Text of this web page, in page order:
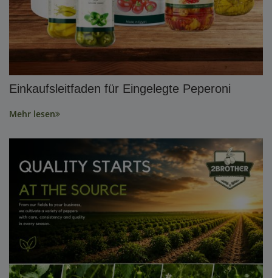
Einkaufsleitfaden für Eingelegte Peperoni
Mehr lesen